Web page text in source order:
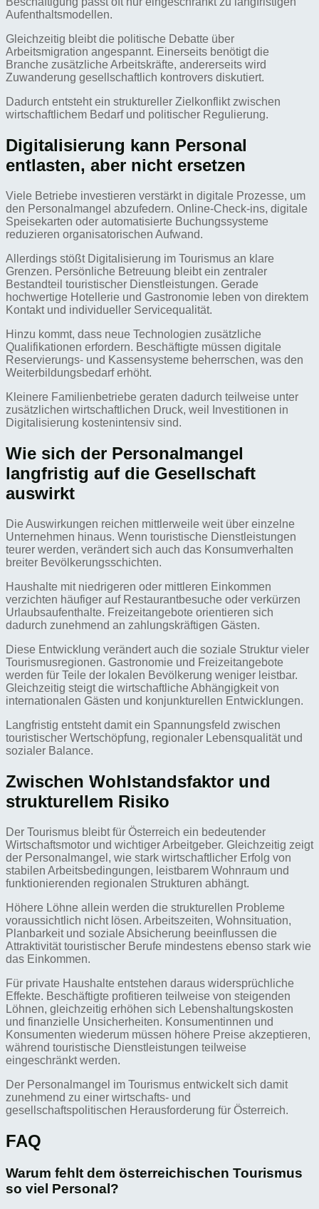
Aufenthaltsmodellen.
Gleichzeitig bleibt die politische Debatte über
Arbeitsmigration angespannt. Einerseits benötigt die
Branche zusätzliche Arbeitskräfte, andererseits wird
Zuwanderung gesellschaftlich kontrovers diskutiert.
Dadurch entsteht ein struktureller Zielkonflikt zwischen
wirtschaftlichem Bedarf und politischer Regulierung.
Digitalisierung kann Personal
entlasten, aber nicht ersetzen
Viele Betriebe investieren verstärkt in digitale Prozesse, um
den Personalmangel abzufedern. Online-Check-ins, digitale
Speisekarten oder automatisierte Buchungssysteme
reduzieren organisatorischen Aufwand.
Allerdings stößt Digitalisierung im Tourismus an klare
Grenzen. Persönliche Betreuung bleibt ein zentraler
Bestandteil touristischer Dienstleistungen. Gerade
hochwertige Hotellerie und Gastronomie leben von direktem
Kontakt und individueller Servicequalität.
Hinzu kommt, dass neue Technologien zusätzliche
Qualifikationen erfordern. Beschäftigte müssen digitale
Reservierungs- und Kassensysteme beherrschen, was den
Weiterbildungsbedarf erhöht.
Kleinere Familienbetriebe geraten dadurch teilweise unter
zusätzlichen wirtschaftlichen Druck, weil Investitionen in
Digitalisierung kostenintensiv sind.
Wie sich der Personalmangel
langfristig auf die Gesellschaft
auswirkt
Die Auswirkungen reichen mittlerweile weit über einzelne
Unternehmen hinaus. Wenn touristische Dienstleistungen
teurer werden, verändert sich auch das Konsumverhalten
breiter Bevölkerungsschichten.
Haushalte mit niedrigeren oder mittleren Einkommen
verzichten häufiger auf Restaurantbesuche oder verkürzen
Urlaubsaufenthalte. Freizeitangebote orientieren sich
dadurch zunehmend an zahlungskräftigen Gästen.
Diese Entwicklung verändert auch die soziale Struktur vieler
Tourismusregionen. Gastronomie und Freizeitangebote
werden für Teile der lokalen Bevölkerung weniger leistbar.
Gleichzeitig steigt die wirtschaftliche Abhängigkeit von
internationalen Gästen und konjunkturellen Entwicklungen.
Langfristig entsteht damit ein Spannungsfeld zwischen
touristischer Wertschöpfung, regionaler Lebensqualität und
sozialer Balance.
Zwischen Wohlstandsfaktor und
strukturellem Risiko
Der Tourismus bleibt für Österreich ein bedeutender
Wirtschaftsmotor und wichtiger Arbeitgeber. Gleichzeitig zeigt
der Personalmangel, wie stark wirtschaftlicher Erfolg von
stabilen Arbeitsbedingungen, leistbarem Wohnraum und
funktionierenden regionalen Strukturen abhängt.
Höhere Löhne allein werden die strukturellen Probleme
voraussichtlich nicht lösen. Arbeitszeiten, Wohnsituation,
Planbarkeit und soziale Absicherung beeinflussen die
Attraktivität touristischer Berufe mindestens ebenso stark wie
das Einkommen.
Für private Haushalte entstehen daraus widersprüchliche
Effekte. Beschäftigte profitieren teilweise von steigenden
Löhnen, gleichzeitig erhöhen sich Lebenshaltungskosten
und finanzielle Unsicherheiten. Konsumentinnen und
Konsumenten wiederum müssen höhere Preise akzeptieren,
während touristische Dienstleistungen teilweise
eingeschränkt werden.
Der Personalmangel im Tourismus entwickelt sich damit
zunehmend zu einer wirtschafts- und
gesellschaftspolitischen Herausforderung für Österreich.
FAQ
Warum fehlt dem österreichischen Tourismus
so viel Personal?